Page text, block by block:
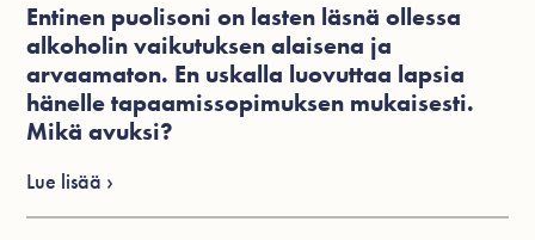
Entinen puolisoni on lasten läsnä ollessa
alkoholin vaikutuksen alaisena ja
arvaamaton. En uskalla luovuttaa lapsia
hänelle tapaamissopimuksen mukaisesti.
Mikä avuksi?
Lue lisää ›